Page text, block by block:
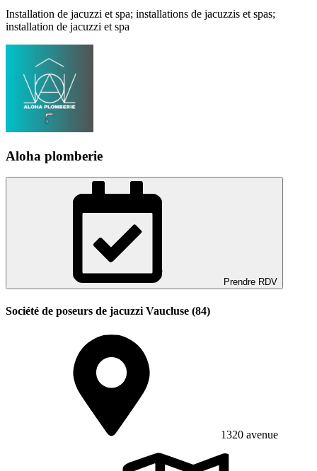
Installation de jacuzzi et spa; installations de jacuzzis et spas;
installation de jacuzzi et spa
Aloha plomberie
Prendre RDV
Société de poseurs de jacuzzi Vaucluse (84)
1320 avenue